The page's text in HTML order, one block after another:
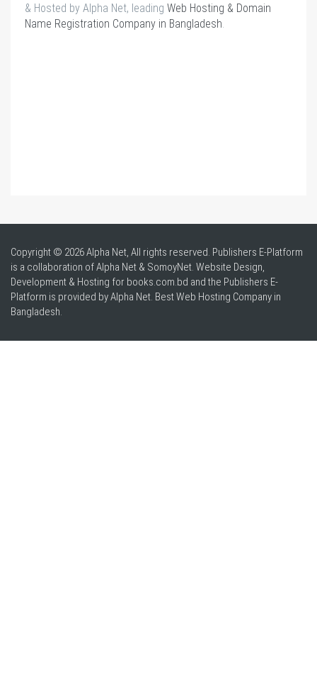
& Hosted by Alpha Net, leading Web Hosting & Domain
Name Registration Company in Bangladesh.
Copyright © 2026 Alpha Net, All rights reserved. Publishers E-Platform
is a collaboration of Alpha Net & SomoyNet. Website Design,
Development & Hosting for books.com.bd and the Publishers E-
Platform is provided by Alpha Net. BestWeb Hosting Company in
Bangladesh.